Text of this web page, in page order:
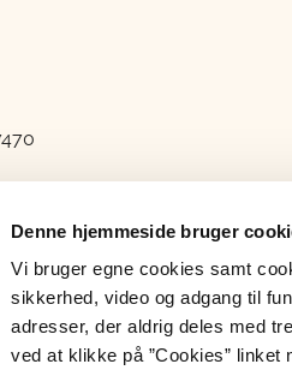
Denne hjemmeside bruger
Vi bruger egne cookies samt
sikkerhed, video og adgang til
adresser, der aldrig deles med
ved at klikke på ”Cookies” linket
– 15.00